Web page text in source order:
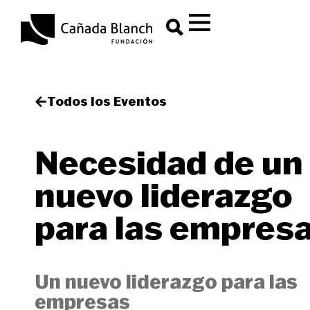
Todos los Eventos
Necesidad de un
nuevo liderazgo
para las
Un nuevo liderazgo para las
empresas